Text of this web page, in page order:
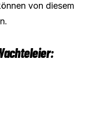
von diesem